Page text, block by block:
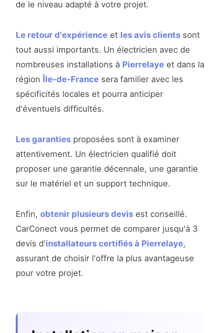
de le niveau adapté à votre projet.
Le retour d'expérience et les avis clients sont
tout aussi importants. Un électricien avec de
nombreuses installations à Pierrelaye et dans la
région Île-de-France sera familier avec les
spécificités locales et pourra anticiper
d'éventuels difficultés.
Les garanties proposées sont à examiner
attentivement. Un électricien qualifié doit
proposer une garantie décennale, une garantie
sur le matériel et un support technique.
Enfin, obtenir plusieurs devis est conseillé.
CarConect vous permet de comparer jusqu'à 3
devis d'installateurs certifiés à Pierrelaye,
assurant de choisir l'offre la plus avantageuse
pour votre projet.